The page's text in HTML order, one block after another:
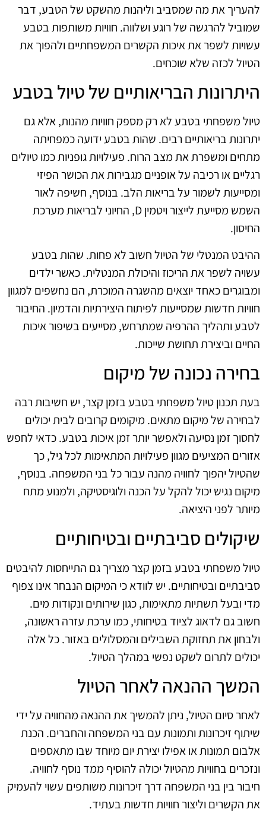
להעריך את מה שמסביב וליהנות מהשקט של הטבע, דבר
שמוביל להרגשה של רוגע ושלווה. חוויות משותפות בטבע
עשויות לשפר את איכות הקשרים המשפחתיים ולהפוך את
הטיול לכזה שלא שוכחים.
היתרונות הבריאותיים של טיול בטבע
טיול משפחתי בטבע לא רק מספק חוויות מהנות, אלא גם
יתרונות בריאותיים רבים. שהות בטבע ידועה כמפחיתה
מתחים ומשפרת את מצב הרוח. פעילויות גופניות כמו טיולים
רגליים או רכיבה על אופניים מגבירות את הכושר הפיזי
ומסייעות לשמור על בריאות הלב. בנוסף, חשיפה לאור
השמש מסייעת לייצור ויטמין D, החיוני לבריאות מערכת
החיסון.
ההיבט המנטלי של הטיול חשוב לא פחות. שהות בטבע
עשויה לשפר את הריכוז והיכולת המנטלית. כאשר ילדים
ומבוגרים כאחד יוצאים מהשגרה המוכרת, הם נחשפים למגוון
חוויות חדשות שמסייעות לפיתוח היצירתיות והדמיון. החיבור
לטבע ותהליך ההרפיה שמתרחש, מסייעים בשיפור איכות
החיים וביצירת תחושת שייכות.
בחירה נכונה של מיקום
בעת תכנון טיול משפחתי בטבע בזמן קצר, יש חשיבות רבה
לבחירה של מיקום מתאים. מיקומים קרובים לבית יכולים
לחסוך זמן נסיעה ולאפשר יותר זמן איכות בטבע. כדאי לחפש
אזורים המציעים מגוון פעילויות המתאימות לכל גיל, כך
שהטיול יהפוך לחוויה מהנה עבור כל בני המשפחה. בנוסף,
מיקום נגיש יכול להקל על הכנה ולוגיסטיקה, ולמנוע מתח
מיותר לפני היציאה.
שיקולים סביבתיים ובטיחותיים
טיול משפחתי בטבע בזמן קצר מצריך גם התייחסות להיבטים
סביבתיים ובטיחותיים. יש לוודא כי המיקום הנבחר אינו צפוף
מדי ובעל תשתיות מתאימות, כגון שירותים ונקודות מים.
חשוב גם לדאוג לציוד בטיחותי, כמו ערכת עזרה ראשונה,
ולבחון את תחזוקת השבילים והמסלולים באזור. כל אלה
יכולים לתרום לשקט נפשי במהלך הטיול.
המשך ההנאה לאחר הטיול
לאחר סיום הטיול, ניתן להמשיך את ההנאה מהחוויה על ידי
שיתוף זיכרונות ותמונות עם בני המשפחה והחברים. הכנת
אלבום תמונות או אפילו יצירת יום מיוחד שבו מתאספים
ונזכרים בחוויות מהטיול יכולה להוסיף ממד נוסף לחוויה.
חיבור בין בני המשפחה דרך זיכרונות משותפים עשוי להעמיק
את הקשרים וליצור חוויות חדשות בעתיד.